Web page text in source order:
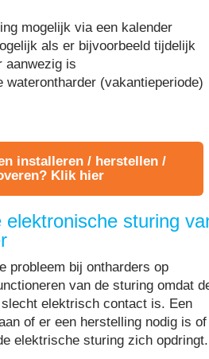
mogelijk via een kalender
als er bijvoorbeeld tijdelijk
aanwezig is
waterontharder (vakantieperiode)
installeren / herstellen /
Klik hier
elektronische sturing
probleem bij ontharders op
van de sturing omdat
elektrisch contact is. Een
of er een herstelling nodig is of
elektrische sturing zich opdringt.